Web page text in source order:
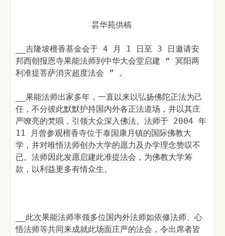
昙华苑供稿
吉隆坡檀香基金会于 4 月 1 日至 3 日邀请安
邦西朝报恩寺果能法师到中华大会堂启建 “ 冥阳两
利准提菩萨消灾超度法会 ” 。
果能法师出家多年，一直以来以弘扬佛陀正法为己
任，不分彼此默默护持国内外各正法道场，并以其庄
严嘹亮的梵呗，引领大众深入佛法。法师于 2004 年
11 月曾参观檀香寺位于泰国康月镇的国际佛教大
学，并对唯悟法师创办大学的愿力及办学理念赞叹不
已。法师因此发愿启建此准提法会，为佛教大学筹
款，以利益更多有情众生。
此次果能法师率领多位国内外法师如依修法师、心
悟法师等共同来成就此场面庄严的法会，令出席者皆